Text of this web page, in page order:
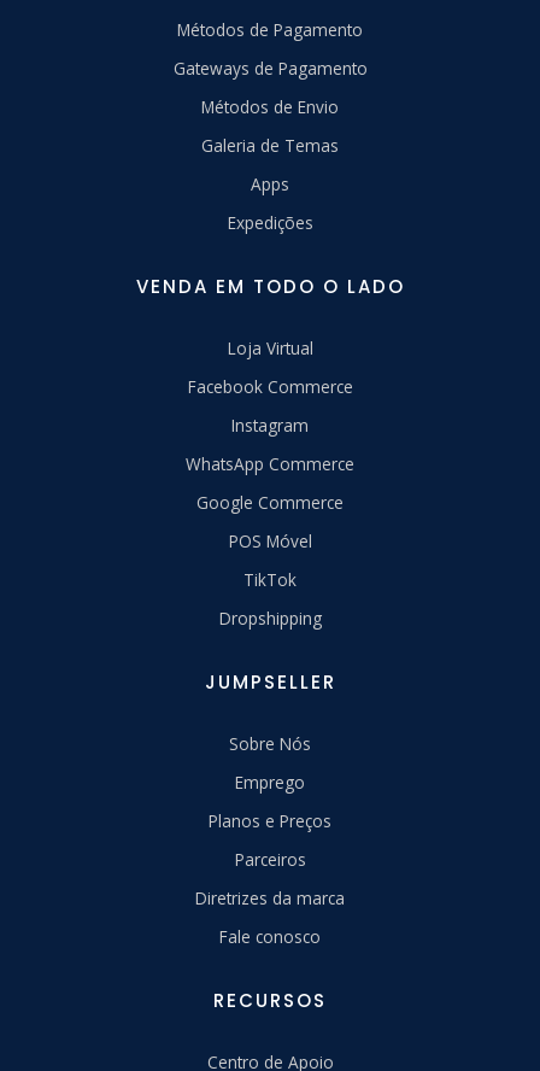
Métodos de Pagamento
Gateways de Pagamento
Métodos de Envio
Galeria de Temas
Apps
Expedições
VENDA EM TODO O LADO
Loja Virtual
Facebook Commerce
Instagram
WhatsApp Commerce
Google Commerce
POS Móvel
TikTok
Dropshipping
JUMPSELLER
Sobre Nós
Emprego
Planos e Preços
Parceiros
Diretrizes da marca
Fale conosco
RECURSOS
Centro de Apoio